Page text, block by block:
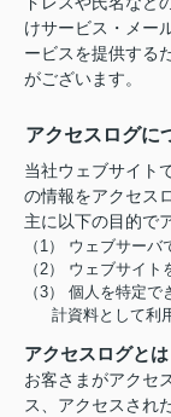
けサービス・メー
ービスを提供する
がございます。
アクセスログに
当社ウェブサイト
の情報をアクセス
主に以下の目的で
（1） ウェブサー
（2） ウェブサイ
（3） 個人を特定
計資料として利
アクセスログとは
お客さまがアクセ
ス、アクセスされ